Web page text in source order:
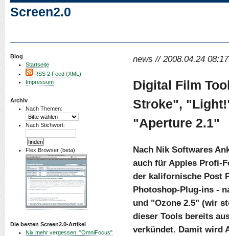
Screen2.0
Blog
Startseite
RSS 2 Feed (XML)
Impressum
Archiv
Nach Themen:
Nach Stichwort:
Flex Browser (beta)
Die besten Screen2.0-Artikel
Nix mehr vergessen: "OmniFocus"
news // 2008.04.24
Digital Film
Stroke",
"Aperture 2.1"
Nach Nik Softwares
auch für Apples Profi-
der kalifornische Post
Photoshop-Plug-ins -
und "Ozone 2.5" (wir
dieser Tools bereits
verkündet. Damit wird